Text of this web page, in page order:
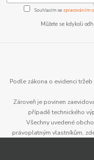
Souhlasím se zpracováním
Můžete se kdykoli
Podle zákona o evidenci
Zároveň je povinen
případě technického
Všechny uvedené
právoplatným vlastníkům,